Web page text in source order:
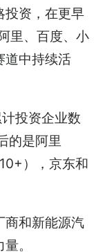
投资，在更早
里、百度、小
道中持续活
投资企业数
的是阿里
），京东和
商和新能源汽
。